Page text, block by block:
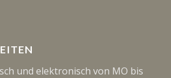
und elektronisch von MO bis